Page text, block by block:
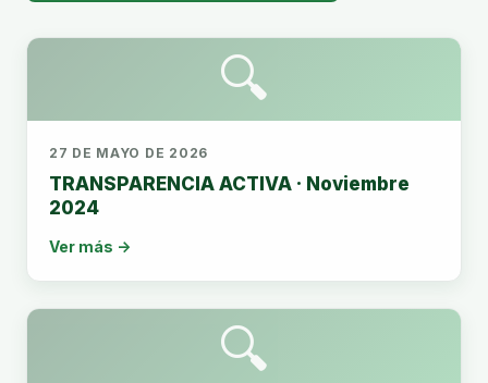
🔍
27 DE MAYO DE 2026
TRANSPARENCIA ACTIVA · Noviembre
2024
Ver más →
🔍